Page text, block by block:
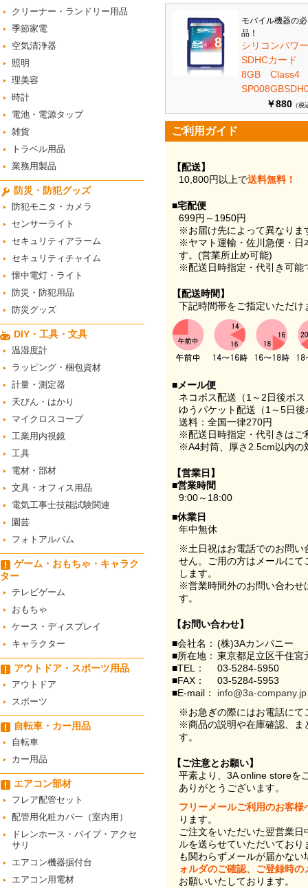
クリーナー・ランドリー用品
季節家電
空気清浄器
照明
理美容
時計
電池・電源タップ
雑貨
トラベル用品
業務用製品
防災・防犯グッズ
防犯モニタ・カメラ
センサーライト
セキュリティアラーム
セキュリティチャイム
懐中電灯・ライト
防災・防犯用品
防災グッズ
DIY・工具・文具
温湿度計
ラッピング・梱包資材
計量・測定器
天びん・はかり
マイクロスコープ
工業用内視鏡
工具
電材・部材
文具・オフィス用品
電気工事士技能試験関連
園芸
フォトアルバム
ゲーム・おもちゃ・キャラク
ター
テレビゲーム
おもちゃ
ケース・ディスプレイ
キャラクター
アウトドア・スポーツ用品
アウトドア
スポーツ
自転車・カー用品
自転車
カー用品
エアコン部材
フレア配管セット
配管用化粧カバー（室内用）
ドレンホース・パイプ・アクセ
サリ
エアコン機器据付台
エアコン用電材
モバイル機器の
品！
シリコンパ
SDHCカード
8GB
￥880 （税
ご利用ガイド
【配送】
10,800円以上で送料無料！
■宅配便
699円～1950円
※お届け先によって異なりま
※ヤマト運輸・佐川急便・日
す。(営業所止め可能)
※配送日時指定・代引き可能
【配送時間】
下記時間帯をご指定いただけ
■メール便
ネコポス配送（1～2日後ポ
ゆうパケット配送（1～5日
送料：全国一律270円
※配送日時指定・代引きはご
※A4封筒、厚さ2.5cm以内の
【営業日】
■営業時間
9:00～18:00
■休業日
年中無休
※土日祝はお電話でのお問い
せん。ご用の方はメールに
します。
※営業時間外のお問い合わせ
す。
【お問い合わせ】
■会社名： (株)3Aカンパニー
■所在地： 東京都足立区千住
■TEL：
03-5284-5950
■FAX：
03-5284-5953
■E-mail：
info@3a-company.jp
※お急ぎの際にはお電話にて
※商品の説明や在庫確認、ま
す。
【ご注意とお願い】
平素より、3A online storeを
ありがとうございます。
フリーメールご利用のお客様
ります。
ご注文をいただいた翌営業
ルを送らせていただいてお
も関わらずメールが届かない
ォルダのご確認、ご登録時
お願いいたしております。